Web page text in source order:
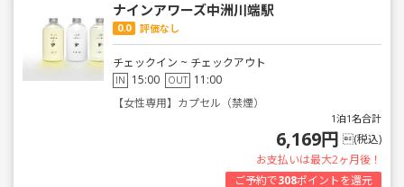
ナインアワーズ中洲川端駅
0.0 評価なし
チェックイン ~ チェックアウト
IN 15:00 OUT 11:00
【女性専用】カプセル（禁煙）
1泊1名合計
6,169円 (税込)
お支払いは最大2ヶ月後！
ご予約で308ポイントを還元